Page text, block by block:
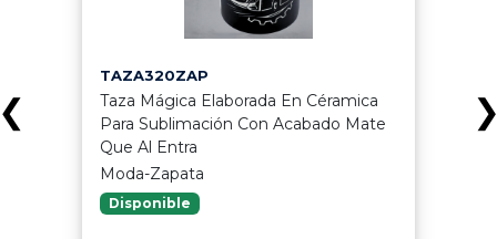
TAZA320ZAP
Taza Mágica Elaborada En Céramica
Para Sublimación Con Acabado Mate
Que Al Entra
Moda-Zapata
Disponible